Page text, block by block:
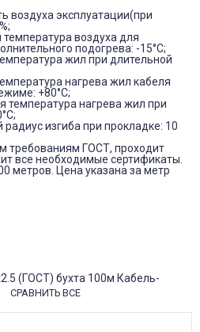
воздуха эксплуатации(при
воздуха для
подогрева: -15°С;
жил при длительной
нагрева жил кабеля
+80°С;
температура нагрева жил при
изгиба при прокладке: 10
требованиям ГОСТ, проходит
все необходимые сертификаты.
метров. Цена указана за метр
(ГОСТ) бухта 100м Кабель-
СРАВНИТЬ ВСЕ